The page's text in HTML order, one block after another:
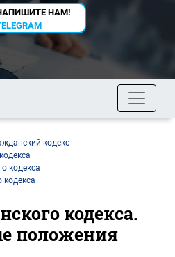
НАМ!
кодекс
кодекса
кодекса
кодекса.
положения